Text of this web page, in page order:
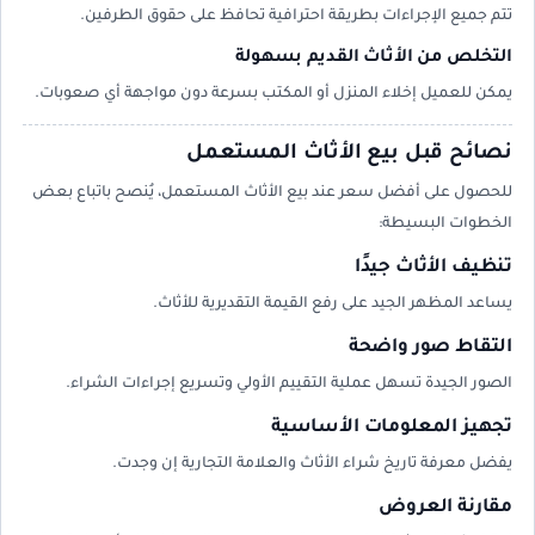
تتم جميع الإجراءات بطريقة احترافية تحافظ على حقوق الطرفين.
التخلص من الأثاث القديم بسهولة
يمكن للعميل إخلاء المنزل أو المكتب بسرعة دون مواجهة أي صعوبات.
نصائح قبل بيع الأثاث المستعمل
للحصول على أفضل سعر عند بيع الأثاث المستعمل، يُنصح باتباع بعض
الخطوات البسيطة:
تنظيف الأثاث جيدًا
يساعد المظهر الجيد على رفع القيمة التقديرية للأثاث.
التقاط صور واضحة
الصور الجيدة تسهل عملية التقييم الأولي وتسريع إجراءات الشراء.
تجهيز المعلومات الأساسية
يفضل معرفة تاريخ شراء الأثاث والعلامة التجارية إن وجدت.
مقارنة العروض